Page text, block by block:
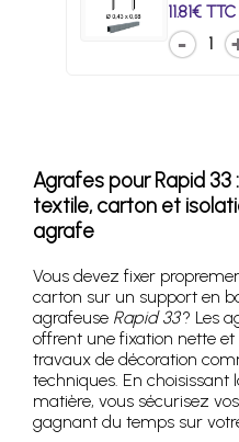
11.81€ TTC
1
Agrafes pour Rapid
textile, carton et
agrafe
Vous devez fixer
carton sur un support en
agrafeuse Rapid 33? Les
offrent une fixation nette
travaux de décoration
techniques. En
matière, vous sécurisez
gagnant du temps sur